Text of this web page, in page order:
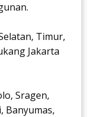
Timur,
Jakarta
Sragen,
Banyumas,